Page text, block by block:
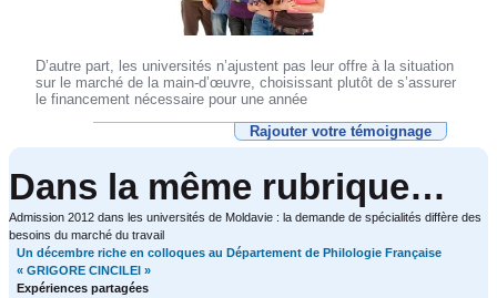
D’autre part, les universités n’ajustent pas leur offre à la situation
sur le marché de la main-d’œuvre, choisissant plutôt de s’assurer
le financement nécessaire pour une année
Rajouter votre témoignage
Dans la même rubrique…
Admission 2012 dans les universités de Moldavie : la demande de spécialités diffère des
besoins du marché du travail
Un décembre riche en colloques au Département de Philologie Française
« GRIGORE CINCILEI »
Expériences partagées